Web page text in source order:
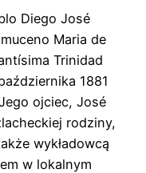
Diego José
Maria de
Trinidad
1881
ojciec, José
rodziny,
wykładowcą
w lokalnym